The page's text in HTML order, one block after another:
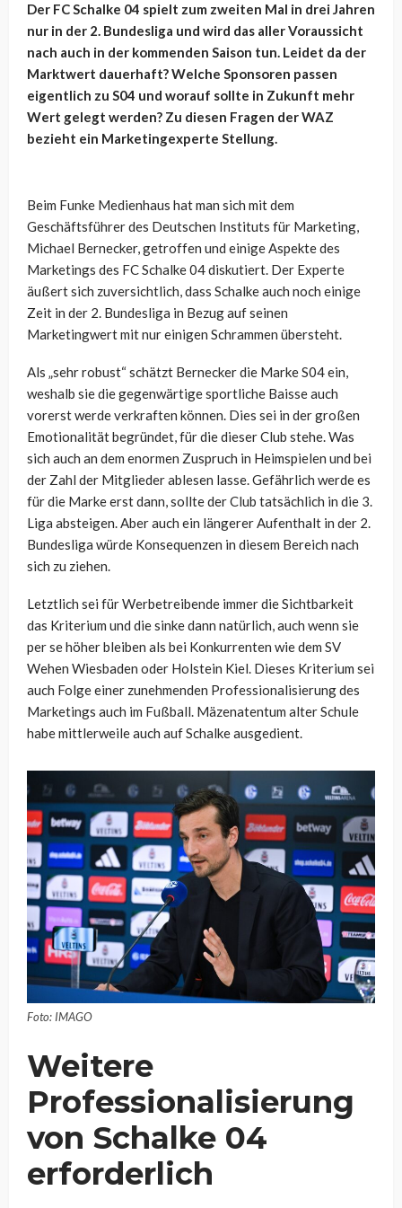
Der FC Schalke 04 spielt zum zweiten Mal in drei Jahren
nur in der 2. Bundesliga und wird das aller Voraussicht
nach auch in der kommenden Saison tun. Leidet da der
Marktwert dauerhaft? Welche Sponsoren passen
eigentlich zu S04 und worauf sollte in Zukunft mehr
Wert gelegt werden? Zu diesen Fragen der WAZ
bezieht ein Marketingexperte Stellung.
Beim Funke Medienhaus hat man sich mit dem
Geschäftsführer des Deutschen Instituts für Marketing,
Michael Bernecker, getroffen und einige Aspekte des
Marketings des FC Schalke 04 diskutiert. Der Experte
äußert sich zuversichtlich, dass Schalke auch noch einige
Zeit in der 2. Bundesliga in Bezug auf seinen
Marketingwert mit nur einigen Schrammen übersteht.
Als „sehr robust“ schätzt Bernecker die Marke S04 ein,
weshalb sie die gegenwärtige sportliche Baisse auch
vorerst werde verkraften können. Dies sei in der großen
Emotionalität begründet, für die dieser Club stehe. Was
sich auch an dem enormen Zuspruch in Heimspielen und bei
der Zahl der Mitglieder ablesen lasse. Gefährlich werde es
für die Marke erst dann, sollte der Club tatsächlich in die 3.
Liga absteigen. Aber auch ein längerer Aufenthalt in der 2.
Bundesliga würde Konsequenzen in diesem Bereich nach
sich zu ziehen.
Letztlich sei für Werbetreibende immer die Sichtbarkeit
das Kriterium und die sinke dann natürlich, auch wenn sie
per se höher bleiben als bei Konkurrenten wie dem SV
Wehen Wiesbaden oder Holstein Kiel. Dieses Kriterium sei
auch Folge einer zunehmenden Professionalisierung des
Marketings auch im Fußball. Mäzenatentum alter Schule
habe mittlerweile auch auf Schalke ausgedient.
Foto: IMAGO
Weitere
Professionalisierung
von Schalke 04
erforderlich